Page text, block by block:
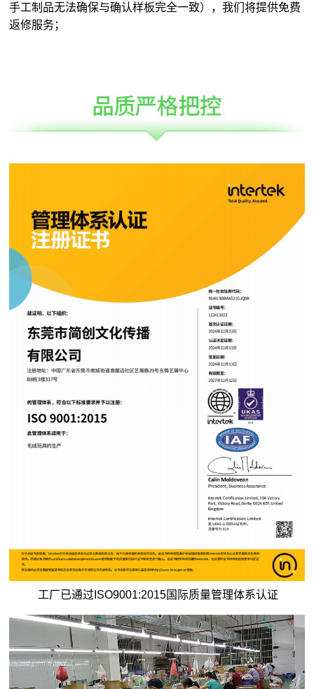
手工制品无法确保与确认样板完全一致），我们将提供免费
返修服务；
工厂已通过ISO9001:2015国际质量管理体系认证